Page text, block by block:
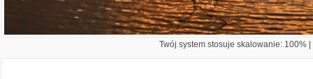
Twój system stosuje skalowanie: 100%